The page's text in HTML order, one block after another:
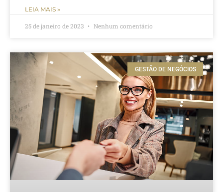
LEIA MAIS »
25 de janeiro de 2023 Nenhum comentário
GESTÃO DE NEGÓCIOS